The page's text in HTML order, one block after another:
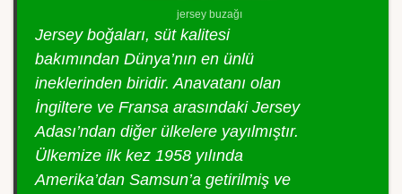
jersey buzağı
Jersey boğaları, süt kalitesi
bakımından Dünya’nın en ünlü
ineklerinden biridir. Anavatanı olan
İngiltere ve Fransa arasındaki Jersey
Adası’ndan diğer ülkelere yayılmıştır.
Ülkemize ilk kez 1958 yılında
Amerika’dan Samsun’a getirilmiş ve